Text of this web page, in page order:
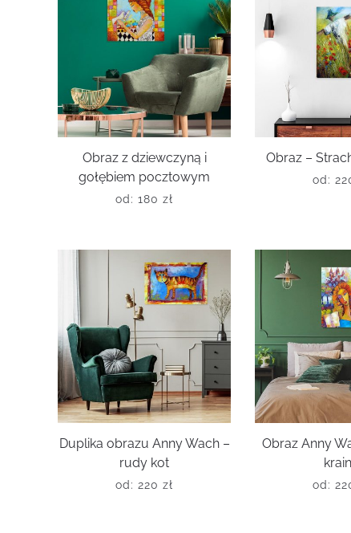
Obraz z dziewczyną i
gołębiem pocztowym
od: 180 zł
Obraz –
od:
Duplika obrazu Anny Wach –
rudy kot
od: 220 zł
Obraz Anny
od: